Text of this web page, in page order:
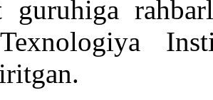
guruhiga